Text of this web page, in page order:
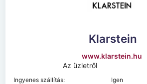
Klarstein
www.klarstein.hu
Az üzletről
Ingyenes szállítás: Igen